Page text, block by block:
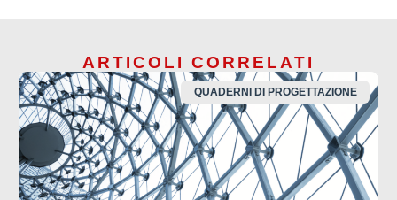
ARTICOLI CORRELATI
QUADERNI DI PROGETTAZIONE